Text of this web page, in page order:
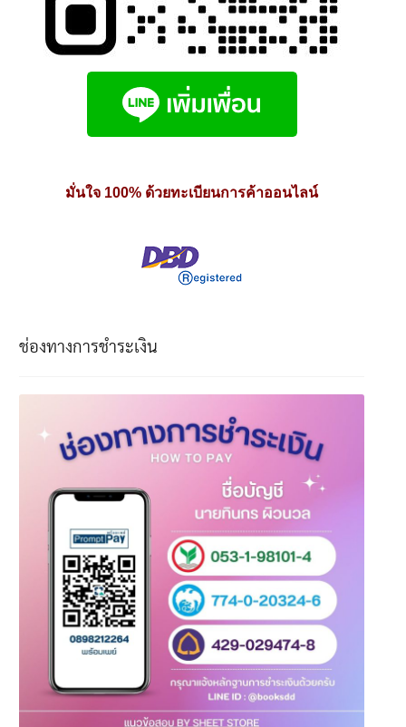
มั่นใจ 100% ด้วยทะเบียนการค้าออนไลน์
ช่องทางการชำระเงิน